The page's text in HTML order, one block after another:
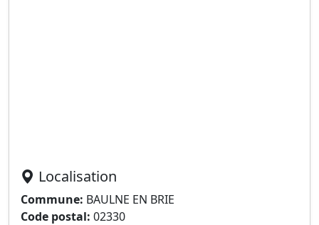
Localisation
Commune: BAULNE EN BRIE
Code postal: 02330